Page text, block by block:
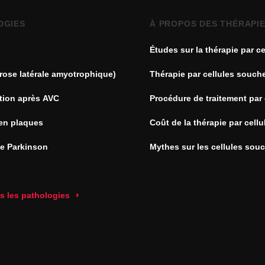
latérale amyotrophique)
après AVC
plaques
Parkinson
les pathologies
À PROPOS DES
Études sur la thérapie par
Thérapie par cellules
Procédure de traitement
Coût de la thérapie par
Mythes sur les cellules